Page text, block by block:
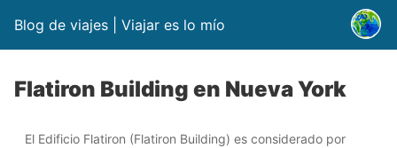
Blog de viajes | Viajar es lo mío
Flatiron Building en Nueva York
El Edificio Flatiron (Flatiron Building) es considerado por